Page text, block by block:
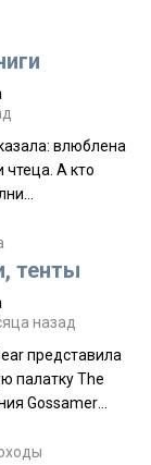
же схватила
то он меня
переходная
привычной
остальными
влюблена
А кто
тенты
назад
представила
палатку The
палатку The